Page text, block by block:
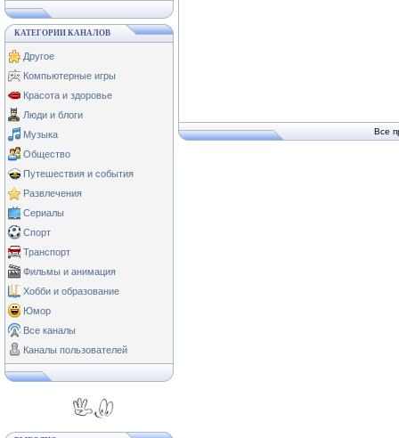
КАТЕГОРИИ КАНАЛОВ
Другое
Компьютерные игры
Красота и здоровье
Люди и блоги
Музыка
Общество
Путешествия и события
Развлечения
Сериалы
Спорт
Транспорт
Фильмы и анимация
Хобби и образование
Юмор
Все каналы
Каналы пользователей
Все